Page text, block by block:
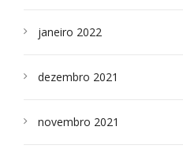
janeiro 2022
dezembro 2021
novembro 2021